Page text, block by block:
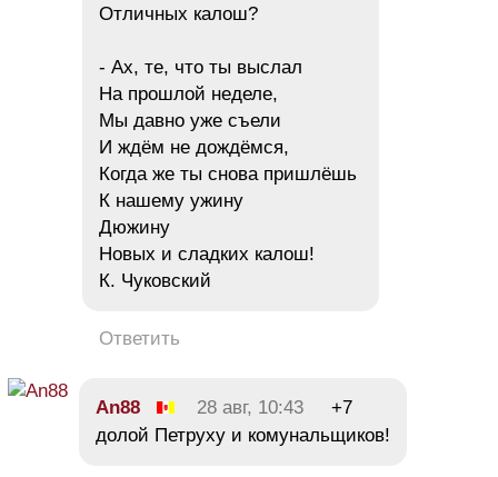
Отличных калош?
- Ах, те, что ты выслал
На прошлой неделе,
Мы давно уже съели
И ждём не дождёмся,
Когда же ты снова пришлёшь
К нашему ужину
Дюжину
Новых и сладких калош!
К. Чуковский
Ответить
An88 28 авг, 10:43
+7
долой Петруху и комунальщиков!